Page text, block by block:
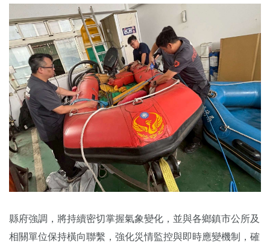
縣府強調，將持續密切掌握氣象變化，並與各鄉鎮市公所及
相關單位保持橫向聯繫，強化災情監控與即時應變機制，確